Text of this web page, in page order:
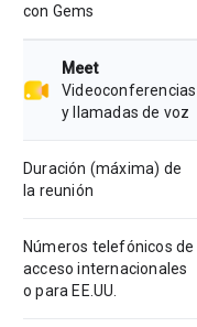
con Gems
Meet
Videoconferencias
y llamadas de voz
Duración (máxima) de
la reunión
Números telefónicos de
acceso internacionales
o para EE.UU.